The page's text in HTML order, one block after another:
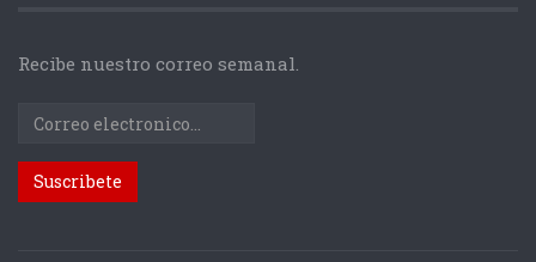
Recibe nuestro correo semanal.